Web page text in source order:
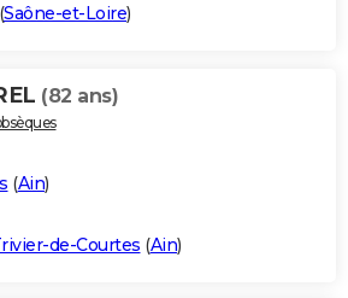
(Saône-et-Loire)
(82 ans)
(Ain)
de-Courtes (Ain)